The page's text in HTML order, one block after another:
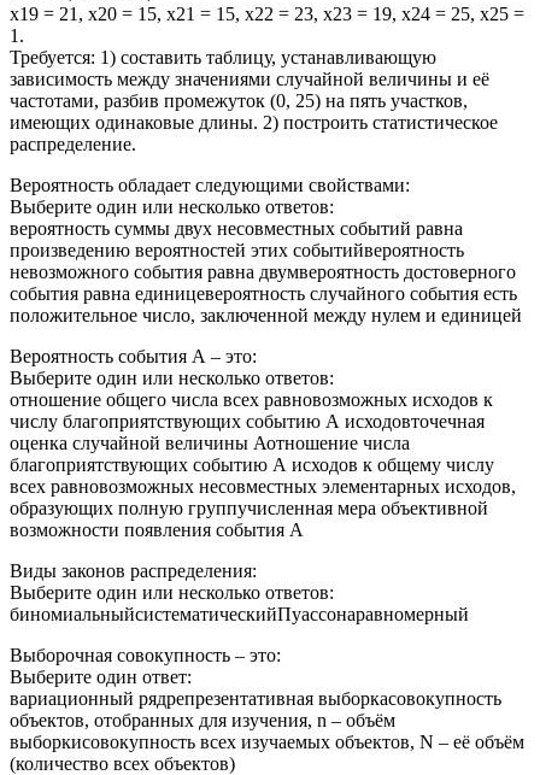
х19 = 21, х20 = 15, х21 = 15, х22 = 23, х23 = 19, х24 = 25, х25 =
1.
Требуется: 1) составить таблицу, устанавливающую
зависимость между значениями случайной величины и её
частотами, разбив промежуток (0, 25) на пять участков,
имеющих одинаковые длины. 2) построить статистическое
распределение.
Вероятность обладает следующими свойствами:
Выберите один или несколько ответов:
вероятность суммы двух несовместных событий равна
произведению вероятностей этих событийвероятность
невозможного события равна двумвероятность достоверного
события равна единицевероятность случайного события есть
положительное число, заключенной между нулем и единицей
Вероятность события А – это:
Выберите один или несколько ответов:
отношение общего числа всех равновозможных исходов к
числу благоприятствующих событию А исходовточечная
оценка случайной величины Аотношение числа
благоприятствующих событию А исходов к общему числу
всех равновозможных несовместных элементарных исходов,
образующих полную группучисленная мера объективной
возможности появления события А
Виды законов распределения:
Выберите один или несколько ответов:
биномиальныйсистематическийПуассонаравномерный
Выборочная совокупность – это:
Выберите один ответ:
вариационный рядрепрезентативная выборкасовокупность
объектов, отобранных для изучения, n – объём
выборкисовокупность всех изучаемых объектов, N – её объём
(количество всех объектов)